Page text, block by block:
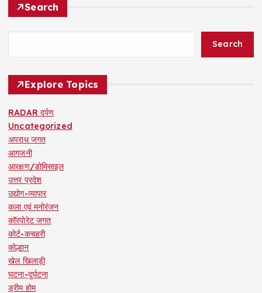
Search
Search
Explore Topics
RADAR दर्पण
Uncategorized
अपराध जगत
आगजनी
आरक्षण/डोमिसाइल
उत्तर प्रदेश
उद्योग-व्यापार
कला एवं मनोरंजन
कॉरपोरेट जगत
कोर्ट-कचहरी
कोल्हान
खेल खिलाड़ी
घटना-दुर्घटना
ड्रीम होम